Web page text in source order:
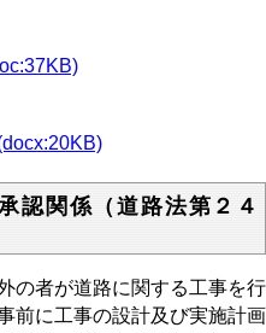
認関係（道路法第２４
の者が道路に関する工事を行
前に工事の設計及び実施計画